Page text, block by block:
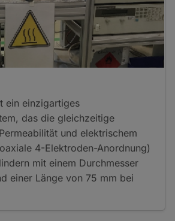
ein einzigartiges
das die gleichzeitige
und elektrischem
4-Elektroden-Anordnung)
mit einem Durchmesser
einer Länge von 75 mm bei